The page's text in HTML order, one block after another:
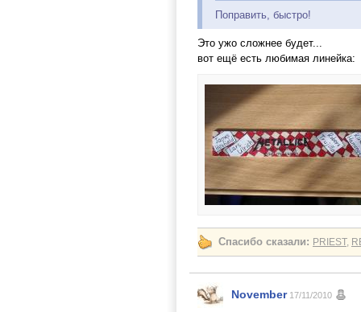
Поправить, быстро!
Это ужо сложнее будет...
вот ещё есть любимая линейка:
Спасибо сказали: PRIEST,
November 17/11/2010